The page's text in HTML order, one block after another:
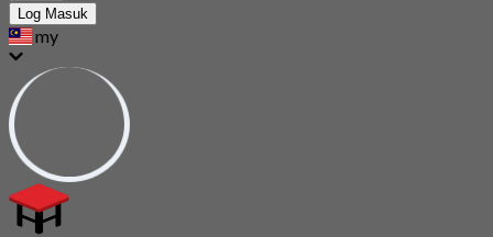
Log Masuk
my